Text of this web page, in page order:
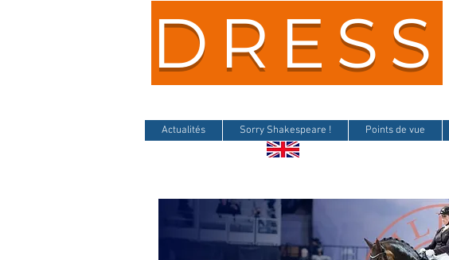
DRESS
Actualités Sorry Shakespeare ! Points de vue